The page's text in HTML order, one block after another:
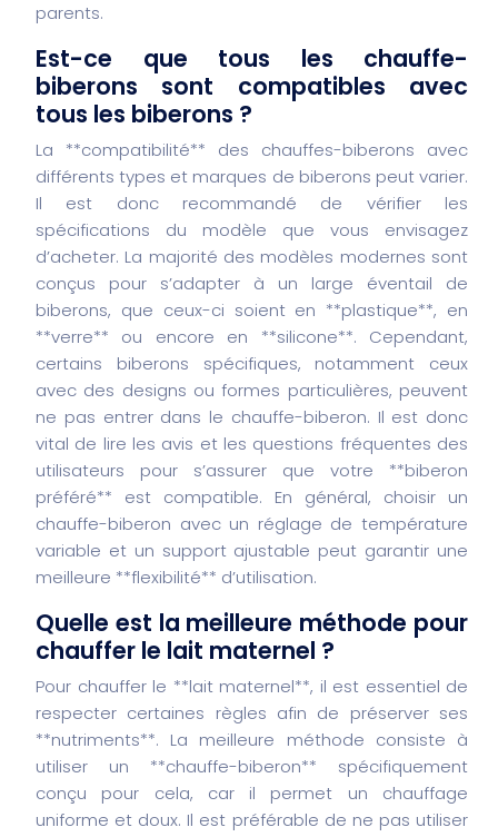
parents.
Est-ce que tous les chauffe-
biberons sont compatibles avec
tous les biberons ?
La **compatibilité** des chauffes-biberons avec
différents types et marques de biberons peut varier.
Il est donc recommandé de vérifier les
spécifications du modèle que vous envisagez
d’acheter. La majorité des modèles modernes sont
conçus pour s’adapter à un large éventail de
biberons, que ceux-ci soient en **plastique**, en
**verre** ou encore en **silicone**. Cependant,
certains biberons spécifiques, notamment ceux
avec des designs ou formes particulières, peuvent
ne pas entrer dans le chauffe-biberon. Il est donc
vital de lire les avis et les questions fréquentes des
utilisateurs pour s’assurer que votre **biberon
préféré** est compatible. En général, choisir un
chauffe-biberon avec un réglage de température
variable et un support ajustable peut garantir une
meilleure **flexibilité** d’utilisation.
Quelle est la meilleure méthode pour
chauffer le lait maternel ?
Pour chauffer le **lait maternel**, il est essentiel de
respecter certaines règles afin de préserver ses
**nutriments**. La meilleure méthode consiste à
utiliser un **chauffe-biberon** spécifiquement
conçu pour cela, car il permet un chauffage
uniforme et doux. Il est préférable de ne pas utiliser